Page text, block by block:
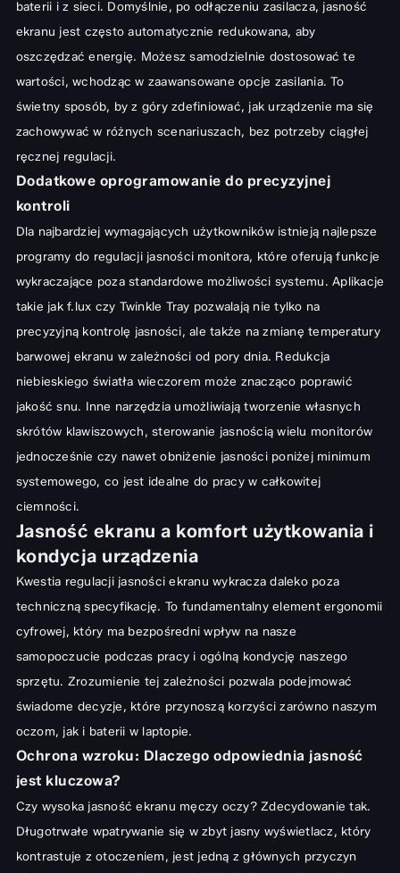
baterii i z sieci. Domyślnie, po odłączeniu zasilacza, jasność
ekranu jest często automatycznie redukowana, aby
oszczędzać energię. Możesz samodzielnie dostosować te
wartości, wchodząc w zaawansowane opcje zasilania. To
świetny sposób, by z góry zdefiniować, jak urządzenie ma się
zachowywać w różnych scenariuszach, bez potrzeby ciągłej
ręcznej regulacji.
Dodatkowe oprogramowanie do precyzyjnej
kontroli
Dla najbardziej wymagających użytkowników istnieją najlepsze
programy do regulacji jasności monitora, które oferują funkcje
wykraczające poza standardowe możliwości systemu. Aplikacje
takie jak f.lux czy Twinkle Tray pozwalają nie tylko na
precyzyjną kontrolę jasności, ale także na zmianę temperatury
barwowej ekranu w zależności od pory dnia. Redukcja
niebieskiego światła wieczorem może znacząco poprawić
jakość snu. Inne narzędzia umożliwiają tworzenie własnych
skrótów klawiszowych, sterowanie jasnością wielu monitorów
jednocześnie czy nawet obniżenie jasności poniżej minimum
systemowego, co jest idealne do pracy w całkowitej
ciemności.
Jasność ekranu a komfort użytkowania i
kondycja urządzenia
Kwestia regulacji jasności ekranu wykracza daleko poza
techniczną specyfikację. To fundamentalny element ergonomii
cyfrowej, który ma bezpośredni wpływ na nasze
samopoczucie podczas pracy i ogólną kondycję naszego
sprzętu. Zrozumienie tej zależności pozwala podejmować
świadome decyzje, które przynoszą korzyści zarówno naszym
oczom, jak i baterii w laptopie.
Ochrona wzroku: Dlaczego odpowiednia jasność
jest kluczowa?
Czy wysoka jasność ekranu męczy oczy? Zdecydowanie tak.
Długotrwałe wpatrywanie się w zbyt jasny wyświetlacz, który
kontrastuje z otoczeniem, jest jedną z głównych przyczyn